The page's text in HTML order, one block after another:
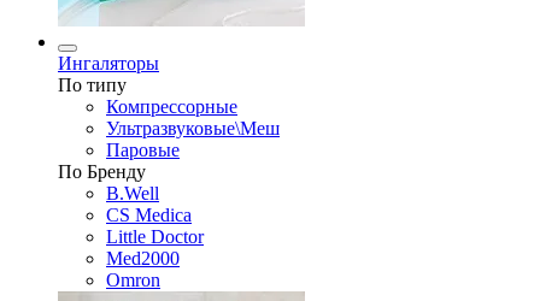
Ингаляторы
По типу
Компрессорные
Ультразвуковые\Меш
Паровые
По Бренду
B.Well
CS Medica
Little Doctor
Med2000
Omron